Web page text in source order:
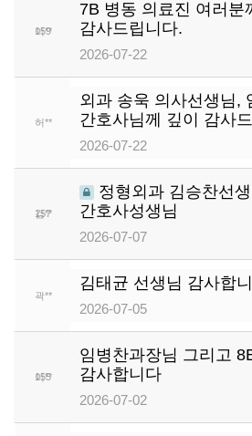
159
7B 병동 의료진 여러분
감사드립니다.
이**
2026-07-22
158
외과 송욱 의사선생님,
간호사님께 깊이 감사
허**
2026-07-22
157
정형외과 김승찬선
간호사성생님
김**
2026-07-07
156
김태균 선생님 감사합
곽**
2026-07-05
155
임병찬과장님 그리고
감사합니다
이**
2026-07-02